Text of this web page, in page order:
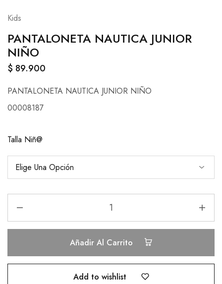
Kids
PANTALONETA NAUTICA JUNIOR
NIÑO
$ 89.900
PANTALONETA NAUTICA JUNIOR NIÑO
00008187
Talla Niñ@
Añadir Al Carrito
Add to wishlist